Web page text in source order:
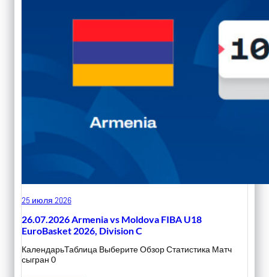
25 июля 2026
26.07.2026 Armenia vs Moldova FIBA U18
EuroBasket 2026, Division C
КалендарьТаблица Выберите Обзор Статистика Матч
сыгран 0